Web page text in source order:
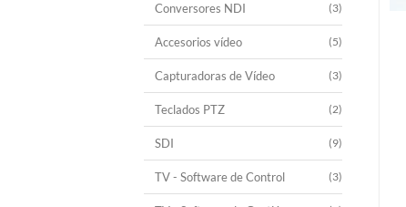
Conversores NDI (3)
Accesorios vídeo (5)
Capturadoras de Vídeo (3)
Teclados PTZ (2)
SDI (9)
TV - Software de Control (3)